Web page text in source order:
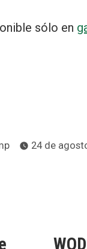
sólo en
24 de